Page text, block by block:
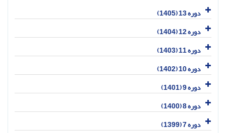
دوره 13 (1405)
دوره 12 (1404)
دوره 11 (1403)
دوره 10 (1402)
دوره 9 (1401)
دوره 8 (1400)
دوره 7 (1399)